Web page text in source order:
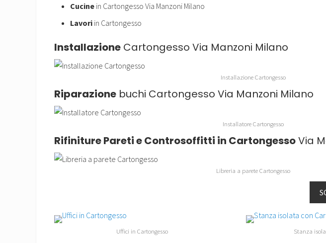
Cucine in Cartongesso Via Manzoni Milano
Lavori in Cartongesso
Installazione Cartongesso Via Manzoni Milano
Installazione Cartongesso
Riparazione buchi Cartongesso Via Manzoni Milano
Installatore Cartongesso
Rifiniture Pareti e Controsoffitti in CartongessoVia
Libreria a parete Cartongesso
Uffici in Cartongesso Stanza